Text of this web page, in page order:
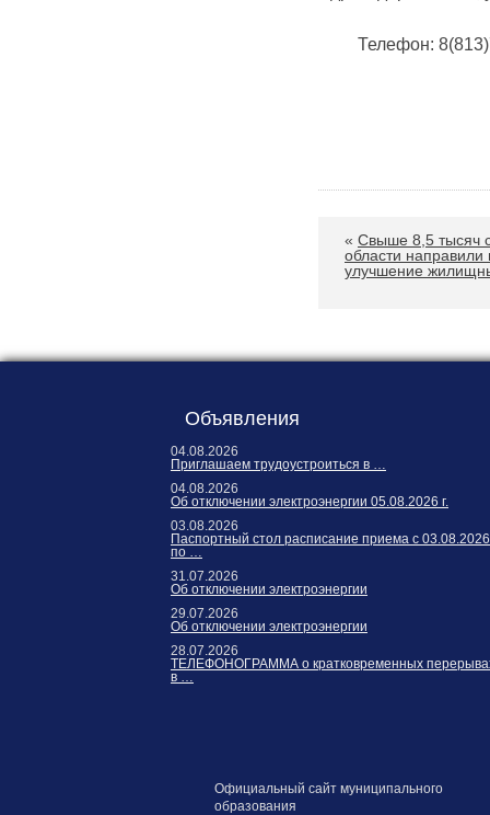
Телефон:
« Свыше 8,5 тысяч
области направили
улучшение
Объявления
04.08.2026
Приглашаем трудоустроиться в …
04.08.2026
Об отключении электроэнергии 05.08.2026 г.
03.08.2026
Паспортный стол расписание приема с 03.08.2026
по …
31.07.2026
Об отключении электроэнергии
29.07.2026
Об отключении электроэнергии
28.07.2026
ТЕЛЕФОНОГРАММА о кратковременных
в …
Официальный сайт муниципального
образования